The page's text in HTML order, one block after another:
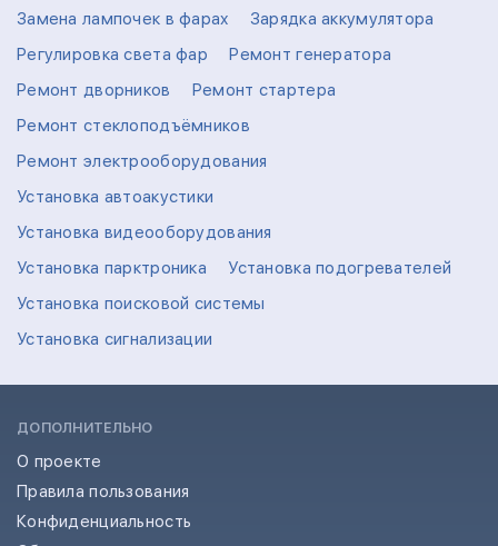
Замена лампочек в фарах
Зарядка аккумулятора
Регулировка света фар
Ремонт генератора
Ремонт дворников
Ремонт стартера
Ремонт стеклоподъёмников
Ремонт электрооборудования
Установка автоакустики
Установка видеооборудования
Установка парктроника
Установка подогревателей
Установка поисковой системы
Установка сигнализации
ДОПОЛНИТЕЛЬНО
О проекте
Правила пользования
Конфиденциальность